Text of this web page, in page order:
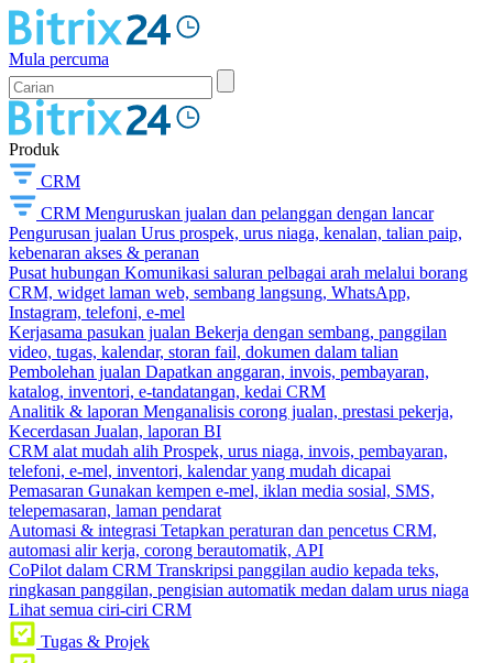
Mula percuma
Produk
CRM
CRM Menguruskan jualan dan pelanggan dengan lancar
Pengurusan jualan Urus prospek, urus niaga, kenalan, talian paip,
kebenaran akses & peranan
Pusat hubungan Komunikasi saluran pelbagai arah melalui borang
CRM, widget laman web, sembang langsung, WhatsApp,
Instagram, telefoni, e-mel
Kerjasama pasukan jualan Bekerja dengan sembang, panggilan
video, tugas, kalendar, storan fail, dokumen dalam talian
Pembolehan jualan Dapatkan anggaran, invois, pembayaran,
katalog, inventori, e-tandatangan, kedai CRM
Analitik & laporan Menganalisis corong jualan, prestasi pekerja,
Kecerdasan Jualan, laporan BI
CRM alat mudah alih Prospek, urus niaga, invois, pembayaran,
telefoni, e-mel, inventori, kalendar yang mudah dicapai
Pemasaran Gunakan kempen e-mel, iklan media sosial, SMS,
telepemasaran, laman pendarat
Automasi & integrasi Tetapkan peraturan dan pencetus CRM,
automasi alir kerja, corong berautomatik, API
CoPilot dalam CRM Transkripsi panggilan audio kepada teks,
ringkasan panggilan, pengisian automatik medan dalam urus niaga
Lihat semua ciri-ciri CRM
Tugas & Projek